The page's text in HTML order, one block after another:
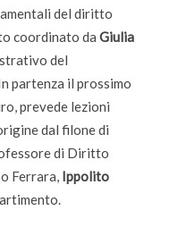
del diritto
coordinato da Giulia
del
partenza il prossimo
prevede lezioni
dal filone di
di Diritto
Ferrara, Ippolito